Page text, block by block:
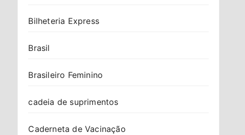
Bilheteria Express
Brasil
Brasileiro Feminino
cadeia de suprimentos
Caderneta de Vacinação